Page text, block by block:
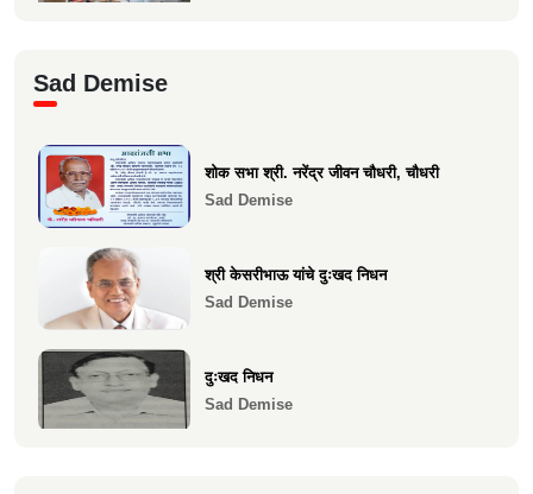
माकुणसारच्या एस के पाटील विद्यामंदिरच्या सन
1983 च्या 10 वी...
Sad Demise
शोक सभा श्री. नरेंद्र जीवन चौधरी, चौधरी
Sad Demise
श्री केसरीभाऊ यांचे दुःखद निधन
Sad Demise
दुःखद निधन
Sad Demise